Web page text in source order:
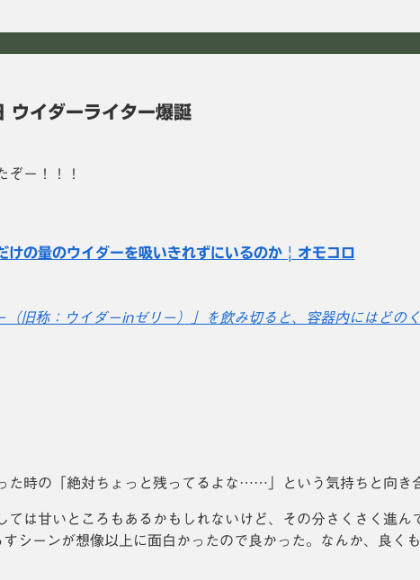
イダーライター爆誕
ぞー！！！
けの量のウイダーを吸いきれずにいるのか | オモコロ
（旧称：ウイダーinゼリー）」を飲み切ると、容器内にはどの
た時の「絶対ちょっと残ってるよな……」という気持ちと向き
ては甘いところもあるかもしれないけど、その分さくさく進ん
シーンが想像以上に面白かったので良かった。なんか、良く